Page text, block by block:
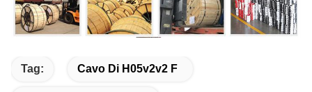
Tag: Cavo Di H05v2v2 F